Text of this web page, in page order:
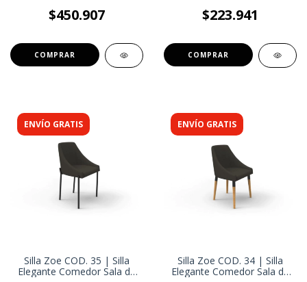
Estilo Moderno
$450.907
tela premium | Silla
Comedor Oficina
$223.941
ENVÍO GRATIS
Silla Zoe COD. 35 | Silla
Elegante Comedor Sala de
ENVÍO GRATIS
Silla Zoe COD. 34 | Silla
Elegante Comedor Sala de